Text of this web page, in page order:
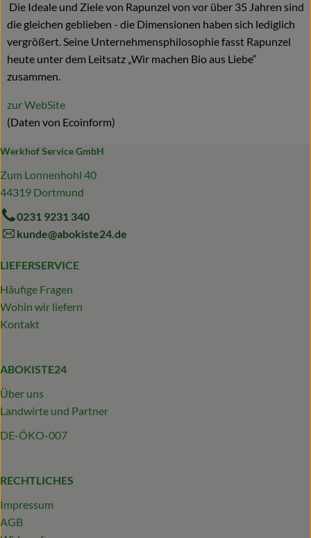
Die Ideale und Ziele von Rapunzel von vor über 35 Jahren sind
die gleichen geblieben - die Dimensionen haben sich lediglich
vergrößert. Seine Unternehmensphilosophie fasst Rapunzel
heute unter dem Leitsatz „Wir machen Bio aus Liebe“
zusammen.
zur WebSite
(Daten von Ecoinform)
Werkhof Service GmbH
Zum Lonnenhohl 40
44319 Dortmund
0231 9231 340
kunde@abokiste24.de
LIEFERSERVICE
Häufige Fragen
Wohin wir liefern
Kontakt
ABOKISTE24
Über uns
Landwirte und Partner
DE-ÖKO-007
RECHTLICHES
Impressum
AGB